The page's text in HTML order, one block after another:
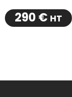
290 € HT